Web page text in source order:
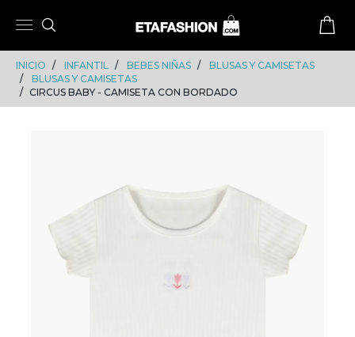
INICIO INFANTIL BEBES NIÑAS
BLUSAS Y CAMISETAS
BLUSAS Y CAMISETAS
CIRCUS BABY - CAMISETA CON BORDADO